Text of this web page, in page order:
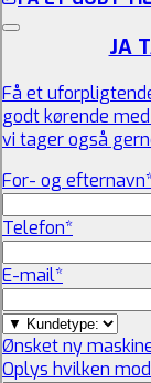
JA
Få et
godt kørende
vi tager også
For- og efternavn
Telefon*
E-mail*
Ønsket ny
Oplys hvilken